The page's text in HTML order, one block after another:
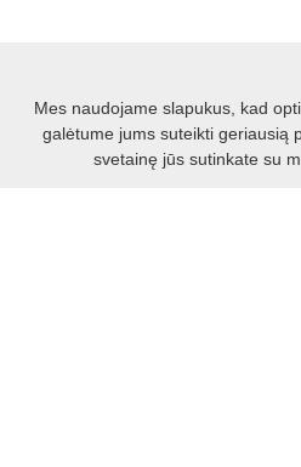
Darbo laikas:
I - V 8.30 - 17.00 val.
Mes naudojame slapukus, kad
galėtume jums suteikti geriausią
svetainę jūs sutinkate su